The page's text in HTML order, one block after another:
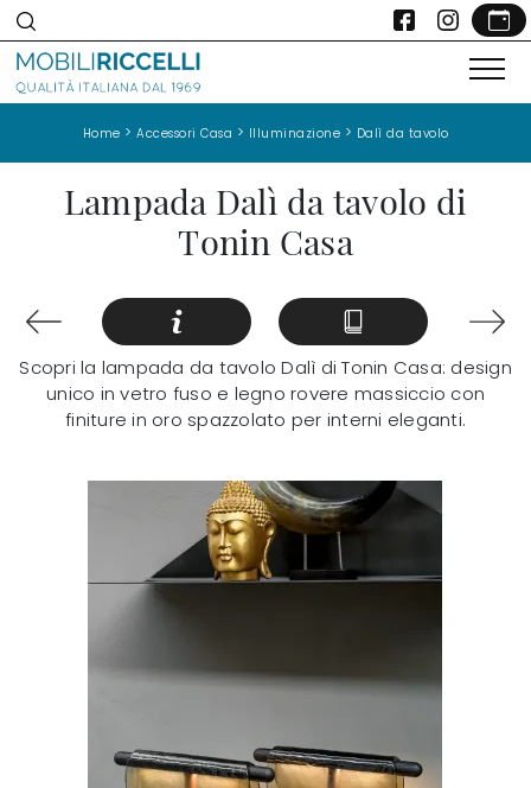
Home > Accessori Casa > Illuminazione > Dalì da tavolo
Lampada Dalì da tavolo di
Tonin Casa
Scopri la lampada da tavolo Dalì di Tonin Casa: design
unico in vetro fuso e legno rovere massiccio con
finiture in oro spazzolato per interni eleganti.